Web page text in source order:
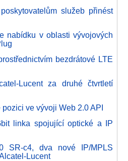
služeb přinést
nabídku v oblasti vývojových
bezdrátové LTE
Lucent za druhé čtvrtletí
ve vývoji Web 2.0 API
linka spojující optické a IP
SR-c4, dva nové IP/MPLS
Lucent